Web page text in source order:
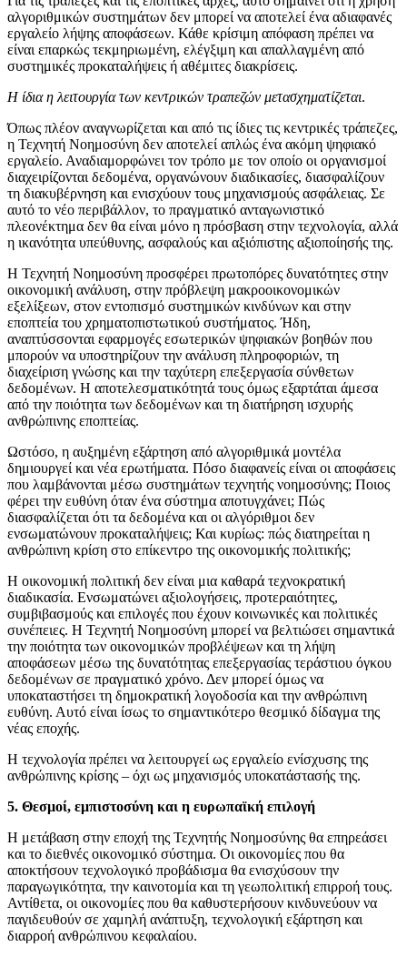
αλγοριθμικών συστημάτων δεν μπορεί να αποτελεί ένα αδιαφανές
εργαλείο λήψης αποφάσεων. Κάθε κρίσιμη απόφαση πρέπει να
είναι επαρκώς τεκμηριωμένη, ελέγξιμη και απαλλαγμένη από
συστημικές προκαταλήψεις ή αθέμιτες διακρίσεις.
Η ίδια η λειτουργία των κεντρικών τραπεζών μετασχηματίζεται.
Όπως πλέον αναγνωρίζεται και από τις ίδιες τις κεντρικές τράπεζες,
η Τεχνητή Νοημοσύνη δεν αποτελεί απλώς ένα ακόμη ψηφιακό
εργαλείο. Αναδιαμορφώνει τον τρόπο με τον οποίο οι οργανισμοί
διαχειρίζονται δεδομένα, οργανώνουν διαδικασίες, διασφαλίζουν
τη διακυβέρνηση και ενισχύουν τους μηχανισμούς ασφάλειας. Σε
αυτό το νέο περιβάλλον, το πραγματικό ανταγωνιστικό
πλεονέκτημα δεν θα είναι μόνο η πρόσβαση στην τεχνολογία, αλλά
η ικανότητα υπεύθυνης, ασφαλούς και αξιόπιστης αξιοποίησής της.
Η Τεχνητή Νοημοσύνη προσφέρει πρωτοπόρες δυνατότητες στην
οικονομική ανάλυση, στην πρόβλεψη μακροοικονομικών
εξελίξεων, στον εντοπισμό συστημικών κινδύνων και στην
εποπτεία του χρηματοπιστωτικού συστήματος. Ήδη,
αναπτύσσονται εφαρμογές εσωτερικών ψηφιακών βοηθών που
μπορούν να υποστηρίζουν την ανάλυση πληροφοριών, τη
διαχείριση γνώσης και την ταχύτερη επεξεργασία σύνθετων
δεδομένων. Η αποτελεσματικότητά τους όμως εξαρτάται άμεσα
από την ποιότητα των δεδομένων και τη διατήρηση ισχυρής
ανθρώπινης εποπτείας.
Ωστόσο, η αυξημένη εξάρτηση από αλγοριθμικά μοντέλα
δημιουργεί και νέα ερωτήματα. Πόσο διαφανείς είναι οι αποφάσεις
που λαμβάνονται μέσω συστημάτων τεχνητής νοημοσύνης; Ποιος
φέρει την ευθύνη όταν ένα σύστημα αποτυγχάνει; Πώς
διασφαλίζεται ότι τα δεδομένα και οι αλγόριθμοι δεν
ενσωματώνουν προκαταλήψεις; Και κυρίως: πώς διατηρείται η
ανθρώπινη κρίση στο επίκεντρο της οικονομικής πολιτικής;
Η οικονομική πολιτική δεν είναι μια καθαρά τεχνοκρατική
διαδικασία. Ενσωματώνει αξιολογήσεις, προτεραιότητες,
συμβιβασμούς και επιλογές που έχουν κοινωνικές και πολιτικές
συνέπειες. Η Τεχνητή Νοημοσύνη μπορεί να βελτιώσει σημαντικά
την ποιότητα των οικονομικών προβλέψεων και τη λήψη
αποφάσεων μέσω της δυνατότητας επεξεργασίας τεράστιου όγκου
δεδομένων σε πραγματικό χρόνο. Δεν μπορεί όμως να
υποκαταστήσει τη δημοκρατική λογοδοσία και την ανθρώπινη
ευθύνη. Αυτό είναι ίσως το σημαντικότερο θεσμικό δίδαγμα της
νέας εποχής.
Η τεχνολογία πρέπει να λειτουργεί ως εργαλείο ενίσχυσης της
ανθρώπινης κρίσης – όχι ως μηχανισμός υποκατάστασής της.
5. Θεσμοί, εμπιστοσύνη και η ευρωπαϊκή επιλογή
Η μετάβαση στην εποχή της Τεχνητής Νοημοσύνης θα επηρεάσει
και το διεθνές οικονομικό σύστημα. Οι οικονομίες που θα
αποκτήσουν τεχνολογικό προβάδισμα θα ενισχύσουν την
παραγωγικότητα, την καινοτομία και τη γεωπολιτική επιρροή τους.
Αντίθετα, οι οικονομίες που θα καθυστερήσουν κινδυνεύουν να
παγιδευθούν σε χαμηλή ανάπτυξη, τεχνολογική εξάρτηση και
διαρροή ανθρώπινου κεφαλαίου.